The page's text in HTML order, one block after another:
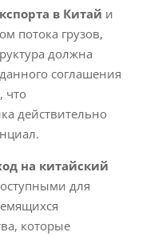
в Китай и
потока грузов,
должна
соглашения
что
действительно
на китайский
для
которые